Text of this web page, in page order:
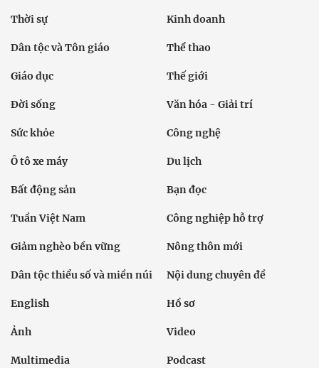
Thời sự Kinh doanh
Dân tộc và Tôn giáo Thể thao
Giáo dục Thế giới
Đời sống Văn hóa - Giải trí
Sức khỏe Công nghệ
Ô tô xe máy Du lịch
Bất động sản Bạn đọc
Tuần Việt Nam Công nghiệp hỗ trợ
Giảm nghèo bền vững Nông thôn mới
Dân tộc thiểu số và miền núi Nội dung chuyên đề
English Hồ sơ
Ảnh Video
Multimedia Podcast